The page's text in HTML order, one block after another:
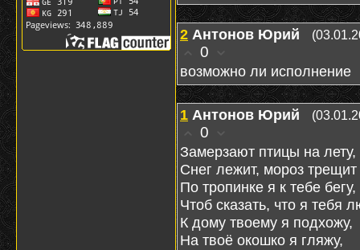
2 Антонов Юрий
0
возможно ли исполнение
1 Антонов Юрий
0
Замерзают птицы на лету,
Снег лежит, мороз трещит
По тропинке я к тебе бегу,
Чтоб сказать, что я тебя
К дому твоему я подхожу,
На твоё окошко я гляжу,